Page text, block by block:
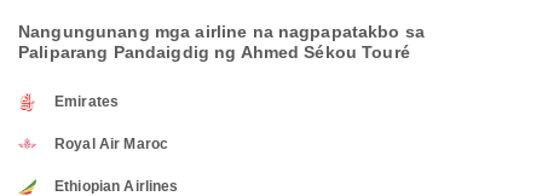
Nangungunang mga airline na nagpapatakbo sa
Paliparang Pandaigdig ng Ahmed Sékou Touré
Emirates
Royal Air Maroc
Ethiopian Airlines